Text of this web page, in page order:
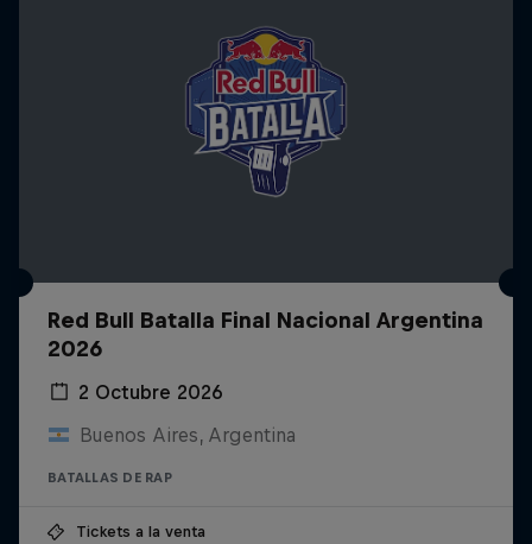
Red Bull Batalla Final Nacional Argentina
2026
2 Octubre 2026
Buenos Aires, Argentina
BATALLAS DE RAP
Tickets a la venta